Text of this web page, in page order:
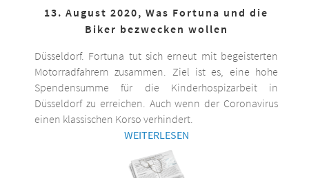
13. August 2020, Was Fortuna und die
Biker bezwecken wollen
Düsseldorf. Fortuna tut sich erneut mit begeisterten
Motorradfahrern zusammen. Ziel ist es, eine hohe
Spendensumme für die Kinderhospizarbeit in
Düsseldorf zu erreichen. Auch wenn der Coronavirus
einen klassischen Korso verhindert.
WEITERLESEN